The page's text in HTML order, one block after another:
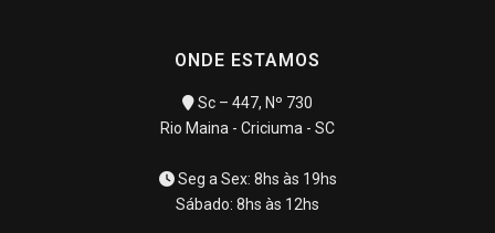
ONDE ESTAMOS
Sc – 447, Nº 730
Rio Maina - Criciuma - SC
Seg a Sex: 8hs às 19hs
Sábado: 8hs às 12hs